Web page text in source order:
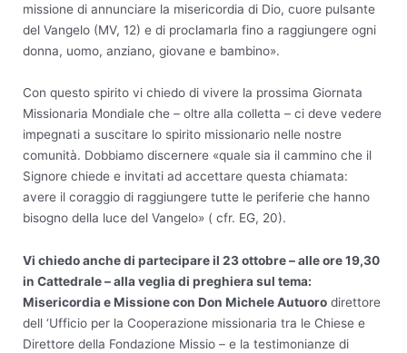
missione di annunciare la misericordia di Dio, cuore pulsante
del Vangelo (MV, 12) e di proclamarla fino a raggiungere ogni
donna, uomo, anziano, giovane e bambino».
Con questo spirito vi chiedo di vivere la prossima Giornata
Missionaria Mondiale che – oltre alla colletta – ci deve vedere
impegnati a suscitare lo spirito missionario nelle nostre
comunità. Dobbiamo discernere «quale sia il cammino che il
Signore chiede e invitati ad accettare questa chiamata:
avere il coraggio di raggiungere tutte le periferie che hanno
bisogno della luce del Vangelo» ( cfr. EG, 20).
Vi chiedo anche di partecipare il 23 ottobre – alle ore 19,30
in Cattedrale – alla veglia di preghiera sul tema:
Misericordia e Missione con Don Michele Autuoro direttore
dell ‘Ufficio per la Cooperazione missionaria tra le Chiese e
Direttore della Fondazione Missio – e la testimonianze di